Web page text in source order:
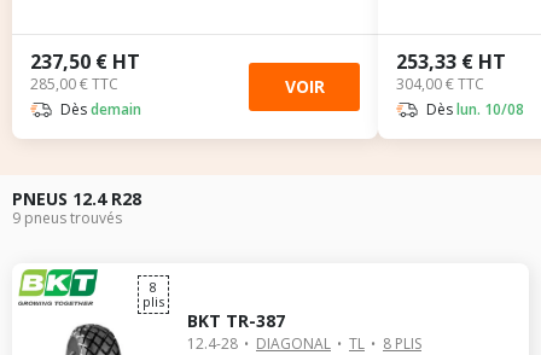
237,50 € HT
285,00 € TTC
Dèsdemain
VOIR
253,33 € HT
304,00 € TTC
Dèslun. 10/08
PNEUS 12.4 R28
9 pneus trouvés
8
plis
BKT TR-387
12.4-28 DIAGONAL TL 8 PLIS